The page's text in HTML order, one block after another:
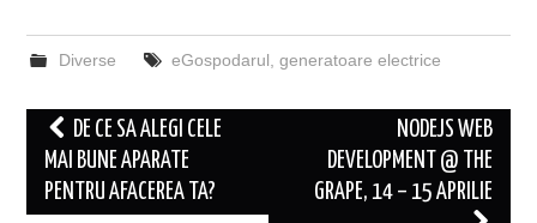
Diverse eGospodarul, generatoare electrice
Post
navigation
DE CE SA ALEGI CELE
MAI BUNE APARATE
PENTRU AFACEREA TA?
NODEJS WEB
DEVELOPMENT @ THE
GRAPE, 14 – 15 APRILIE